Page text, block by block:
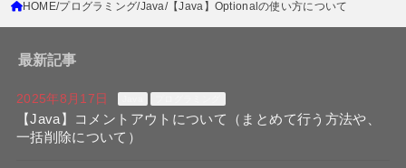
HOME プログラミング Java 【Java】Optionalの使い方について
最新記事
2025年8月17日
【Java】コメントアウトについて（まとめて行う方法や、
一括削除について）